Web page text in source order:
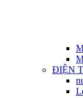
ĐIỆN